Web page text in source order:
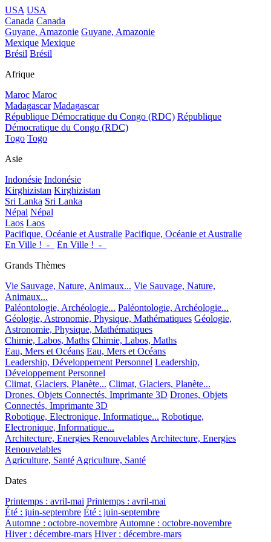
USA USA
Canada Canada
Guyane, Amazonie Guyane, Amazonie
Mexique Mexique
Brésil Brésil
Afrique
Maroc Maroc
Madagascar Madagascar
République Démocratique du Congo (RDC) République
Démocratique du Congo (RDC)
Togo Togo
Asie
Indonésie Indonésie
Kirghizistan Kirghizistan
Sri Lanka Sri Lanka
Népal Népal
Laos Laos
Pacifique, Océanie et Australie Pacifique, Océanie et Australie
En Ville !_-_
En Ville !_-_
Grands Thèmes
Vie Sauvage, Nature, Animaux... Vie Sauvage, Nature,
Animaux...
Paléontologie, Archéologie... Paléontologie, Archéologie...
Géologie, Astronomie, Physique, Mathématiques Géologie,
Astronomie, Physique, Mathématiques
Chimie, Labos, Maths Chimie, Labos, Maths
Eau, Mers et Océans Eau, Mers et Océans
Leadership, Développement Personnel Leadership,
Développement Personnel
Climat, Glaciers, Planète... Climat, Glaciers, Planète...
Drones, Objets Connectés, Imprimante 3D Drones, Objets
Connectés, Imprimante 3D
Robotique, Electronique, Informatique... Robotique,
Electronique, Informatique...
Architecture, Energies Renouvelables Architecture, Energies
Renouvelables
Agriculture, Santé Agriculture, Santé
Dates
Printemps : avril-mai Printemps : avril-mai
Été : juin-septembre Été : juin-septembre
Automne : octobre-novembre Automne : octobre-novembre
Hiver : décembre-mars Hiver : décembre-mars